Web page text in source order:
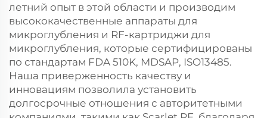
летний опыт в этой области и производим
высококачественные аппараты для
микроглубления и RF-картриджи для
микроглубления, которые сертифицированы
по стандартам FDA 510K, MDSAP, ISO13485.
Наша приверженность качеству и
инновациям позволила установить
долгосрочные отношения с авторитетными